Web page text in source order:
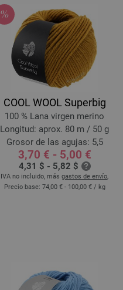
COOL WOOL Superbig
100 % Lana virgen merino
Longitud: aprox. 80 m / 50 g
Grosor de las agujas: 5,5
3,70 € - 5,00 €
4,31 $ - 5,82 $
IVA no incluido, más gastos de envío,
Precio base: 74,00 € - 100,00 € / kg